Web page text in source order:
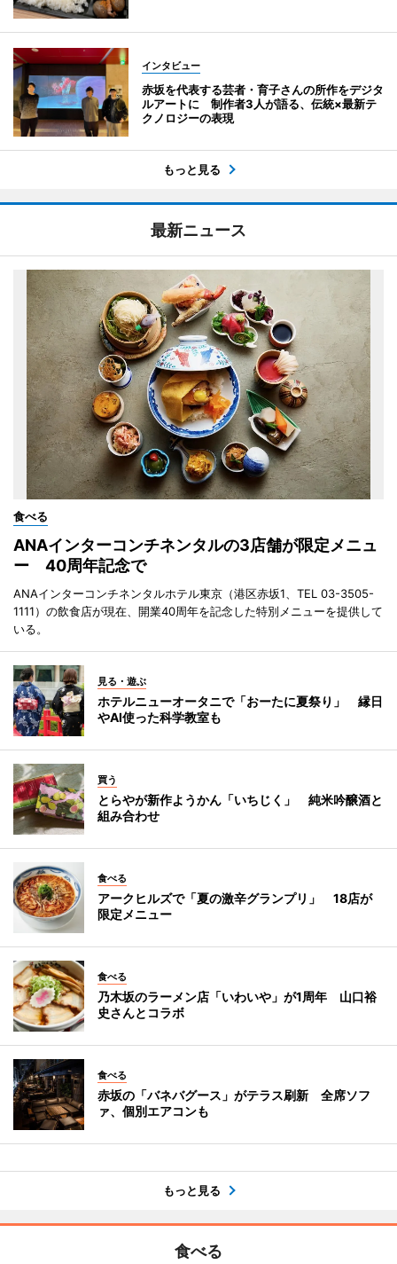
インタビュー
赤坂を代表する芸者・育子さんの所作をデジタ
ルアートに 制作者3人が語る、伝統×最新テ
クノロジーの表現
もっと見る
最新ニュース
食べる
ANAインターコンチネンタルの3店舗が限定メニュ
ー 40周年記念で
ANAインターコンチネンタルホテル東京（港区赤坂1、TEL 03-3505-
1111）の飲食店が現在、開業40周年を記念した特別メニューを提供して
いる。
見る・遊ぶ
ホテルニューオータニで「おーたに夏祭り」 縁日
やAI使った科学教室も
買う
とらやが新作ようかん「いちじく」 純米吟醸酒と
組み合わせ
食べる
アークヒルズで「夏の激辛グランプリ」 18店が
限定メニュー
食べる
乃木坂のラーメン店「いわいや」が1周年 山口裕
史さんとコラボ
食べる
赤坂の「バネバグース」がテラス刷新 全席ソフ
ァ、個別エアコンも
もっと見る
食べる